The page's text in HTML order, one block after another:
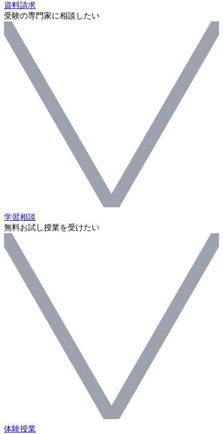
資料請求
受験の専門家に相談したい
学習相談
無料お試し授業を受けたい
体験授業